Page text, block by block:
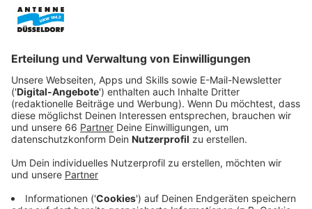
Anzeige
Blaue Tonnen statt Altpapier-Container
Anzeige
Dieblauen Tonnenwerden seit April wöchentlich
über die Tonne auch deutlich mehr Altpapier entsorgt.
zehn Standorten in Düsseldorf werden sie deswegen